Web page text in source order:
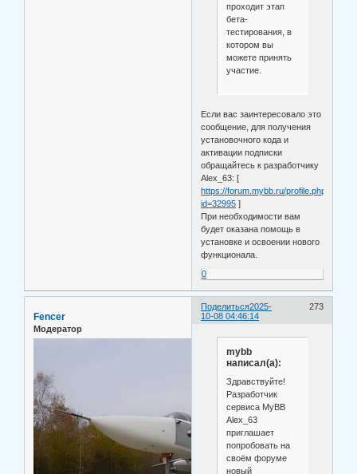
проходит этап
бета-
тестирования, в
котором вы
можете принять
участие.
Если вас заинтересовало это
сообщение, для получения
установочного кода и
активации подписки
обращайтесь к разработчику
Alex_63: [
https://forum.mybb.ru/profile.php?
id=32995 ]
При необходимости вам
будет оказана помощь в
установке и освоении нового
функционала.
0
Поделиться 273
2025-
10-08 04:46:14
Fencer
Модератор
mybb
написал(а):
Здравствуйте!
Разработчик
сервиса MyBB
Alex_63
приглашает
попробовать на
своём форуме
новый